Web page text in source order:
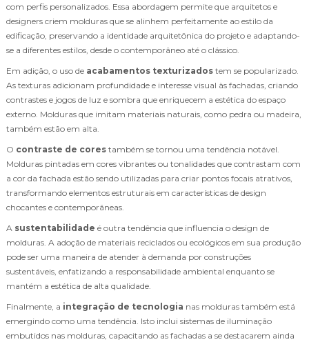
com perfis personalizados. Essa abordagem permite que arquitetos e
designers criem molduras que se alinhem perfeitamente ao estilo da
edificação, preservando a identidade arquitetônica do projeto e adaptando-
se a diferentes estilos, desde o contemporâneo até o clássico.
Em adição, o uso de acabamentos texturizados tem se popularizado.
As texturas adicionam profundidade e interesse visual às fachadas, criando
contrastes e jogos de luz e sombra que enriquecem a estética do espaço
externo. Molduras que imitam materiais naturais, como pedra ou madeira,
também estão em alta.
O contraste de cores também se tornou uma tendência notável.
Molduras pintadas em cores vibrantes ou tonalidades que contrastam com
a cor da fachada estão sendo utilizadas para criar pontos focais atrativos,
transformando elementos estruturais em características de design
chocantes e contemporâneas.
A sustentabilidade é outra tendência que influencia o design de
molduras. A adoção de materiais reciclados ou ecológicos em sua produção
pode ser uma maneira de atender à demanda por construções
sustentáveis, enfatizando a responsabilidade ambiental enquanto se
mantém a estética de alta qualidade.
Finalmente, a integração de tecnologia nas molduras também está
emergindo como uma tendência. Isto inclui sistemas de iluminação
embutidos nas molduras, capacitando as fachadas a se destacarem ainda